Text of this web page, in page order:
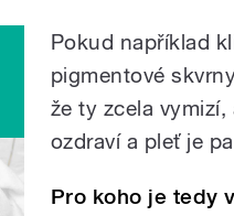
Pokud například
pigmentové
že ty zcela
ozdraví a pleť je
Pro koho je tedy